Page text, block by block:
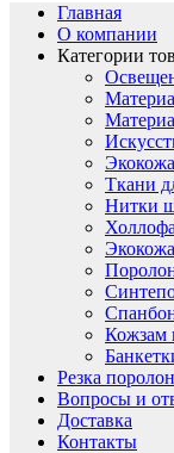
Главная
О компании
Категории
Ткани
Нитки
Экокожа
Кожзам
Резка
Вопросы и
Доставка
Контакты